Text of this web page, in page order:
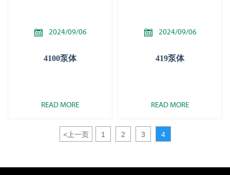
 2024/09/06
4100泵体
READ MORE
 2024/09/06
419泵体
READ MORE
<上一页 1 2 3 4